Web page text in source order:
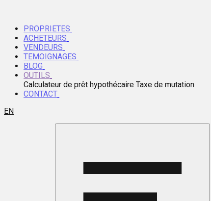
PROPRIETES
ACHETEURS
VENDEURS
TEMOIGNAGES
BLOG
OUTILS
Calculateur de prêt hypothécaire Taxe de mutation
CONTACT
EN